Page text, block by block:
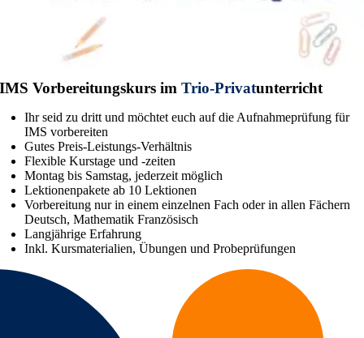
IMS Vorbereitungskurs imTrio-Privatunterricht
Ihr seid zu dritt und möchtet euch auf die Aufnahmeprüfung für
IMS vorbereiten
Gutes Preis-Leistungs-Verhältnis
Flexible Kurstage und -zeiten
Montag bis Samstag, jederzeit möglich
Lektionenpakete ab 10 Lektionen
Vorbereitung nur in einem einzelnen Fach oder in allen Fächern
Deutsch, Mathematik Französisch
Langjährige Erfahrung
Inkl. Kursmaterialien, Übungen und Probeprüfungen